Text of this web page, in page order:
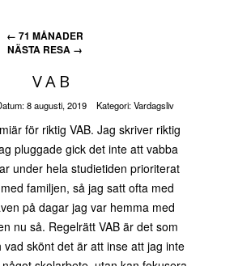
← 71 MÅNADER
NÄSTA RESA →
VAB
8 augusti, 2019 Kategori:Vardagsliv
för riktig VAB. Jag skriver riktig
pluggade gick det inte att vabba
under hela studietiden prioriterat
familjen, så jag satt ofta med
på dagar jag var hemma med
nu så. Regelrätt VAB är det som
vad skönt det är att inse att jag inte